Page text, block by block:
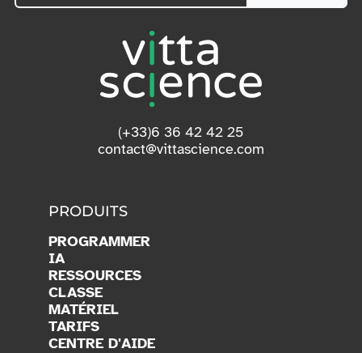
(+33)6 36 42 42 25
contact@vittascience.com
PRODUITS
PROGRAMMER
IA
RESSOURCES
CLASSE
MATÉRIEL
TARIFS
CENTRE D'AIDE